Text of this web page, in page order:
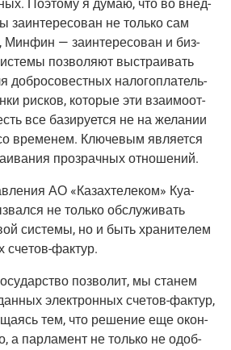
Поэто­му я думаю, что во внед­
заин­те­ре­со­ван не толь­ко сам
Мин­фин — заин­те­ре­со­ван и биз­
поз­во­ля­ют выстра­и­вать
доб­ро­со­вест­ных нало­го­пла­тель­
рис­ков, кото­рые эти вза­и­мо­от­
все бази­ру­ет­ся не на жела­нии
вре­ме­нем. Клю­че­вым явля­ет­ся
про­зрач­ных отношений.
АО «Казахте­ле­ком» Куа­
не толь­ко обслу­жи­вать
систе­мы, но и быть хра­ни­те­лем
сче­тов-фак­тур.
поз­во­лит, мы ста­нем
элек­трон­ных сче­тов-фак­тур,
тем, что реше­ние еще окон­
а пар­ла­мент не толь­ко не одоб­